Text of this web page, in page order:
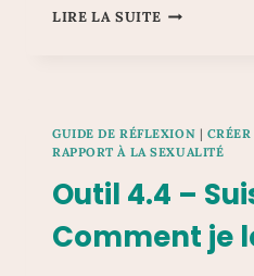
LIRE LA SUITE OUTIL
PERSONNEL
GUIDE DE RÉFLEXION |
RAPPORT À LA SEXUALITÉ
Outil 4.4 –
Comment je